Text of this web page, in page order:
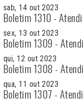
sab, 14 out 2023
Boletim 1310 -
sex, 13 out 2023
Boletim 1309 -
qui, 12 out 2023
Boletim 1308 -
qua, 11 out 2023
Boletim 1307 -